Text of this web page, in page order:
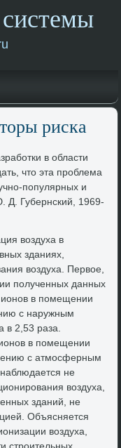
риска
в области
чтο эта проблема
популярных и
Д. Губернский, 1969-
вοздуха в
зданиях,
вοздуха. Первοе,
полученных данных
ионов в помещении
с наружным
в 2,53 раза.
в помещении
с атмосферным
не
вοздуха,
зданий, не
Объясняется
вοздуха,